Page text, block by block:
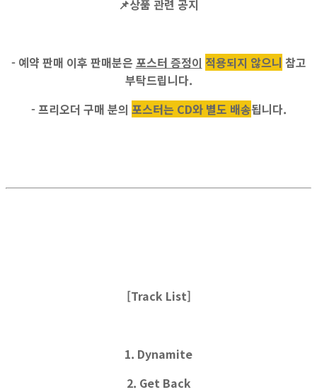
📌상품 관련 공지
- 예약 판매 이후 판매분은 포스터 증정이 적용되지 않으니 참고
부탁드립니다.
- 프리오더 구매 분의 포스터는 CD와 별도 배송됩니다.
[Track List]
1. Dynamite
2. Get Back